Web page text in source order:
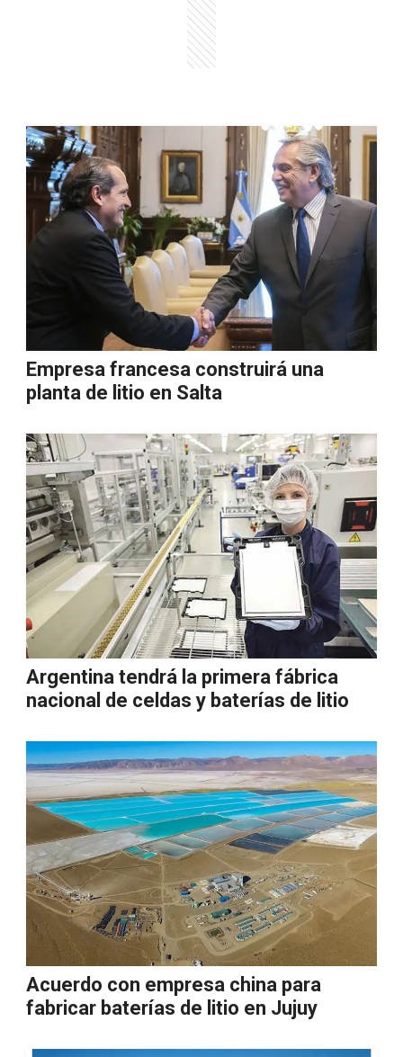
Empresa francesa construirá una
planta de litio en Salta
Argentina tendrá la primera fábrica
nacional de celdas y baterías de litio
Acuerdo con empresa china para
fabricar baterías de litio en Jujuy